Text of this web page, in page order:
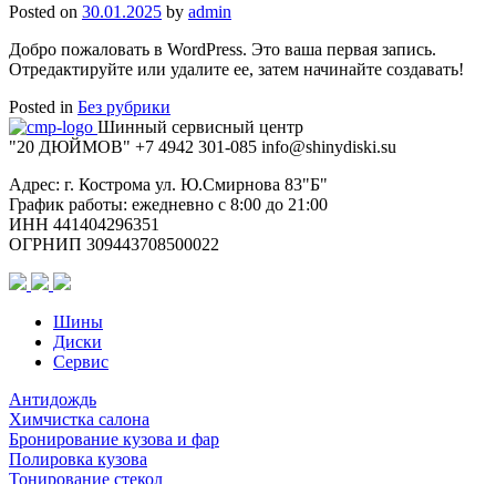
Posted on 30.01.2025 by admin
Добро пожаловать в WordPress. Это ваша первая запись.
Отредактируйте или удалите ее, затем начинайте создавать!
Posted in Без рубрики
Шинный сервисный центр
"20 ДЮЙМОВ" +7 4942 301-085 info@shinydiski.su
Адрес: г. Кострома ул. Ю.Смирнова 83"Б"
График работы: ежедневно с 8:00 до 21:00
ИНН 441404296351
ОГРНИП 309443708500022
Шины
Диски
Сервис
Антидождь
Химчистка салона
Бронирование кузова и фар
Полировка кузова
Тонирование стекол